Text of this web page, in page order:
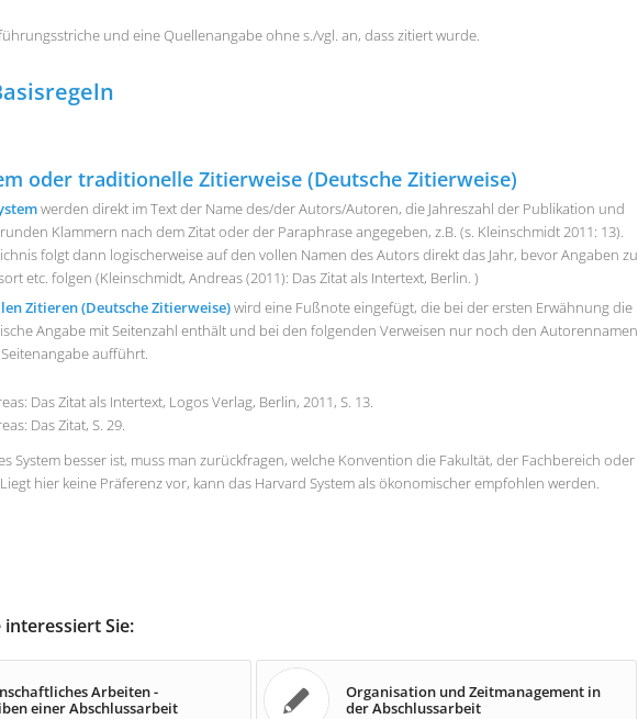
und eine Quellenangabe ohne s./vgl. an, dass zitiert wurde.
oder traditionelle Zitierweise (Deutsche Zitierweise)
werden direkt im Text der Name des/der Autors/Autoren, die Jahreszahl der Publikation und
Klammern nach dem Zitat oder der Paraphrase angegeben, z.B. (s. Kleinschmidt 2011: 13).
folgt dann logischerweise auf den vollen Namen des Autors direkt das Jahr, bevor Angaben zu
etc. folgen (Kleinschmidt, Andreas (2011): Das Zitat als Intertext, Berlin. )
Zitieren (Deutsche Zitierweise)wird eine Fußnote eingefügt, die bei der ersten Erwähnung die
Angabe mit Seitenzahl enthält und bei den folgenden Verweisen nur noch den Autorennamen
aufführt.
Das Zitat als Intertext, Logos Verlag, Berlin, 2011, S. 13.
Das Zitat, S. 29.
System besser ist, muss man zurückfragen, welche Konvention die Fakultät, der Fachbereich oder
hier keine Präferenz vor, kann das Harvard System als ökonomischer empfohlen werden.
Sie:
Arbeiten -
einer Abschlussarbeit
Organisation und Zeitmanagement in
der Abschlussarbeit